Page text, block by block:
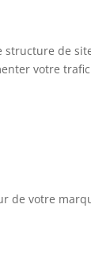
structure de
votre
de votre